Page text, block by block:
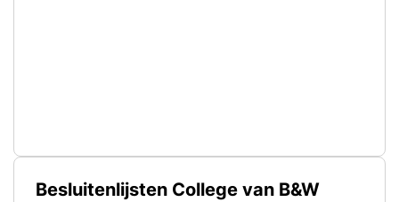
Besluitenlijsten College van B&W